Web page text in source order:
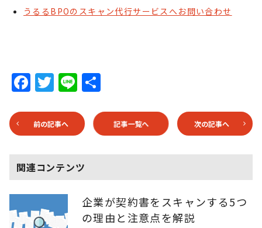
うるる BPOのスキャン代行サービスへお問い合わせ
F
c
e
b
o
o
k
T
it
te
r
Li
e
前の記事へ 記事一覧へ 次の記事へ
関連コンテンツ
企業が契約書をスキャンする5つ
の理由と注意点を解説